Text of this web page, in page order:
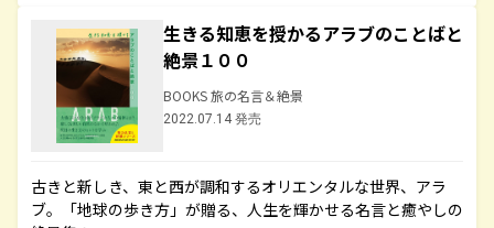
生きる知恵を授かるアラブのことばと
絶景１００
BOOKS 旅の名言＆絶景
2022.07.14 発売
古きと新しき、東と西が調和するオリエンタルな世界、アラ
ブ。「地球の歩き方」が贈る、人生を輝かせる名言と癒やしの